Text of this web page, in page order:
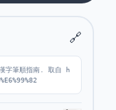
🔗
筆順指南. 取自 h